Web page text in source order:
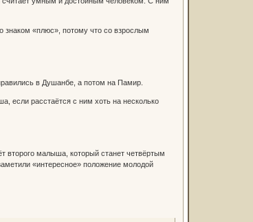
знаком «плюс», потому что со взрослым
в Душанбе, а потом на Памир.
если расстаётся с ним хоть на несколько
второго малыша, который станет четвёртым
«интересное» положение молодой